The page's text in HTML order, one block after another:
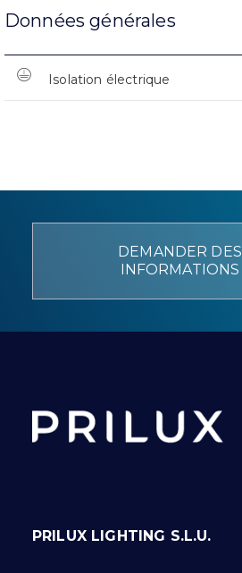
Données générales
Isolation électrique
DEMANDER DES
INFORMATIONS
PRILUX LIGHTING S.L.U.